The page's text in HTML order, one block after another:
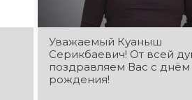
Уважаемый Куаныш
Серикбаевич! От всей
поздравляем Вас с днём
рождения!